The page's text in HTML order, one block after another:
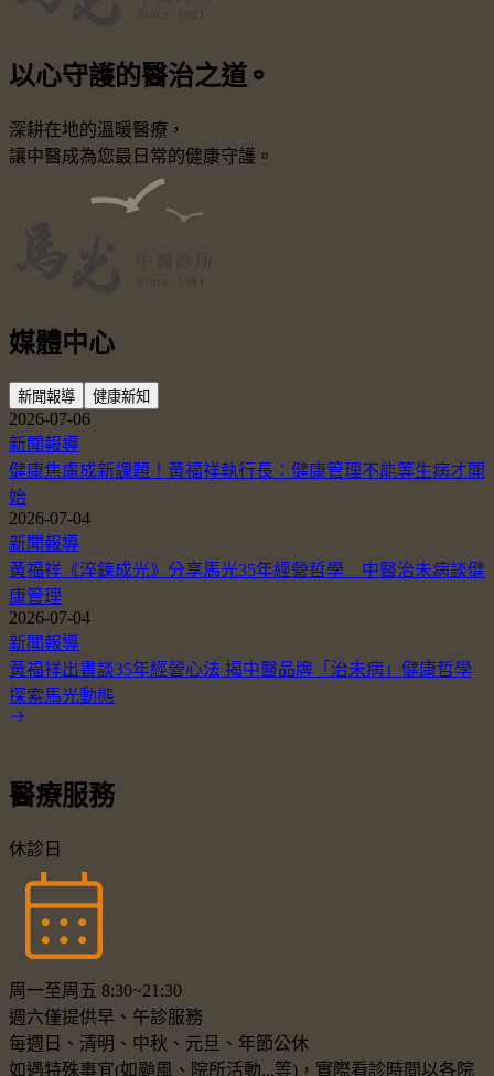
以心守護的醫治之道 ⚬
深耕在地的溫暖醫療，
讓中醫成為您最日常的健康守護。
媒體中心
新聞報導 健康新知
2026-07-06
新聞報導
健康焦慮成新課題！黃福祥執行長：健康管理不能等生病才開
始
2026-07-04
新聞報導
黃福祥《淬鍊成光》分享馬光35年經營哲學 中醫治未病談健
康管理
2026-07-04
新聞報導
黃福祥出書談35年經營心法 揭中醫品牌「治未病」健康哲學
探索馬光動態
醫療服務
休診日
周一至周五 8:30~21:30
週六僅提供早、午診服務
每週日、清明、中秋、元旦、年節公休
如遇特殊事宜(如颱風、院所活動...等)，實際看診時間以各院